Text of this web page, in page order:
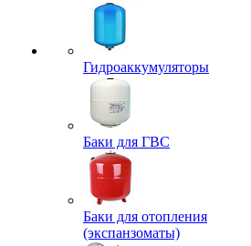
Гидроаккумуляторы
Баки для ГВС
Баки для отопления
(экспанзоматы)